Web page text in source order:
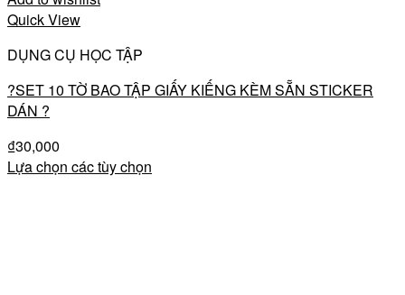
Quick View
DỤNG CỤ HỌC TẬP
?SET 10 TỜ BAO TẬP GIẤY KIẾNG KÈM SẴN STICKER
DÁN ?
₫30,000
Lựa chọn các tùy chọn